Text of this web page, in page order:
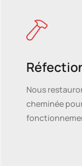
Nous
cheminée